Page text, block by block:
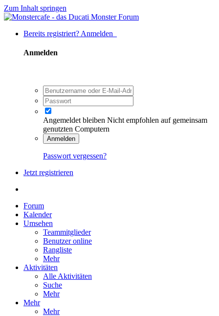
Zum Inhalt springen
Bereits registriert? Anmelden
Anmelden
Angemeldet bleiben Nicht empfohlen auf gemeinsam
genutzten Computern
Anmelden
Passwort vergessen?
Jetzt registrieren
Forum
Kalender
Umsehen
Teammitglieder
Benutzer online
Rangliste
Mehr
Aktivitäten
Alle Aktivitäten
Suche
Mehr
Mehr
Mehr